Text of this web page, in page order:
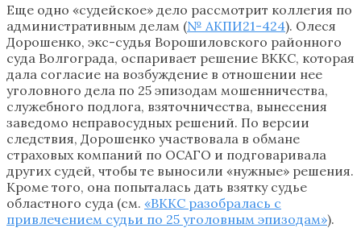
Еще одно «судейское» дело рассмотрит коллегия по
административным делам (№ АКПИ21-424). Олеся
Дорошенко, экс-судья Ворошиловского районного
суда Волгограда, оспаривает решение ВККС, которая
дала согласие на возбуждение в отношении нее
уголовного дела по 25 эпизодам мошенничества,
служебного подлога, взяточничества, вынесения
заведомо неправосудных решений. По версии
следствия, Дорошенко участвовала в обмане
страховых компаний по ОСАГО и подговаривала
других судей, чтобы те выносили «нужные» решения.
Кроме того, она попыталась дать взятку судье
областного суда (см. «ВККС разобралась с
привлечением судьи по 25 уголовным эпизодам»).